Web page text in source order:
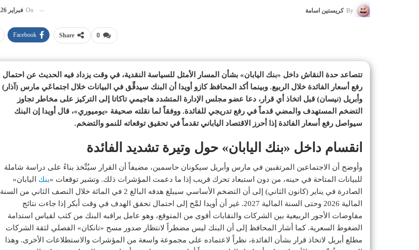
By كريستين اسامة On فبراير 26, 2026
0
Share
Facebook
تتصاعد حدة النقاش داخل «بنك اليابان» بشأن المسار الأمثل للسياسة النقدية، في وقت يزداد فيه الحديث عن احتمال
رفع أسعار الفائدة خلال الربيع. وبينما أكد المحافظ كازو أويدا أن البنك سيدقِّق في البيانات خلال اجتماعَي مارس (آذار)
وأبريل (نيسان) قبل اتخاذ أي قرار، دعا عضو مجلس الإدارة المتشدد هاجيمي تاكاتا إلى التركيز على مخاطر تجاوز
التضخم المستهدف والمضي قدماً في رفع تدريجي للفائدة. ووفقاً لما نقلته صحيفة «يوميوري»، قال أويدا إن البنك
سيواصل رفع أسعار الفائدة إذا أحرز الاقتصاد الياباني تقدماً في تحقيق توقعاته للنمو والتضخم.
انقسام داخل «بنك اليابان» حول وتيرة تشديد الفائدة
وأوضح أن الاجتماعين المرتقبين في مارس وأبريل سيكونان حاسمين، مضيفاً أن القرار سيُتَّخذ بناءً على دراسة شاملة
للبيانات المتاحة في حينه، من دون استبعاد تحرك قريب إذا ما دعمت المؤشرات ذلك. وتشير توقعات «بنك اليابان»
الصادرة في يناير (كانون الثاني) إلى أن التضخم الأساسي سيبلغ هدفه البالغ 2 في المائة خلال النصف الثاني من السنة
المالية 2026 وحتى السنة المالية 2027. غير أن أويدا لمَّح إلى احتمال تحقق الهدف في وقت أبكر إذا جاءت نتائج
مفاوضات الأجور الربيعية بين الشركات والنقابات أقوى من المتوقع، وهو عامل يراقبه البنك من كثب لقياس استدامة
الضغوط السعرية. كما أشار المحافظ إلى أن البنك ليس مضطراً لانتظار صدور مسح «تانكان» الفصلي لثقة الشركات
مطلع أبريل لاتخاذ قرار بشأن الفائدة، نظراً لاعتماده على مجموعة واسعة من المؤشرات والاستطلاعات الأخرى. وهذا